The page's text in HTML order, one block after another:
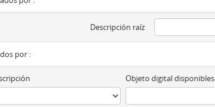
Descripción raíz
por :
Objeto digital disponibles